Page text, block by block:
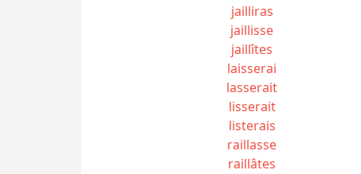
jailliras
jaillisse
jaillîtes
laisserai
lasserait
lisserait
listerais
raillasse
raillâtes